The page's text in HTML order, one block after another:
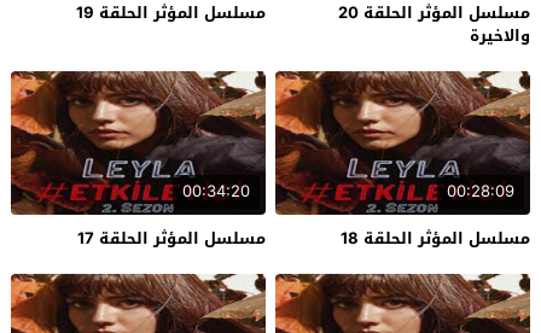
مسلسل المؤثر الحلقة 20
والاخيرة
مسلسل المؤثر الحلقة 19
00:28:09
مسلسل المؤثر الحلقة 18
00:34:20
مسلسل المؤثر الحلقة 17